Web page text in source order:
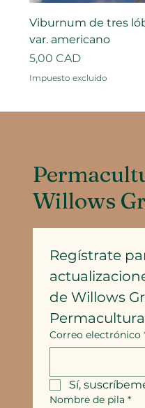
Viburnum de tres
var. americano
Precio
5,00 CAD
Impuesto excluido
Willows
Regístrate
de Willows
Permacultura
Correo electrónico
Sí,
Nombre de pila *